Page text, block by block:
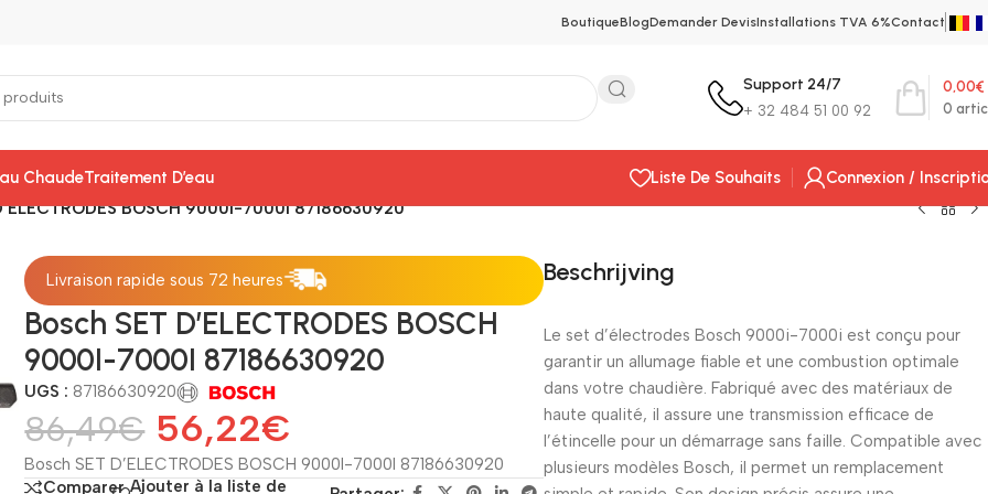
BoutiqueBlogDemander DevisInstallations TVA 6%Contact
Support 24/7
+ 32 484 51 00 92 0
0,00€
ChaudeTraitement D’eau Liste De Souhaits
Connexion /
BOSCH 9000I-7000I 87186630920
Livraison rapide sous 72 heures
Bosch SET D’ELECTRODES BOSCH
9000I-7000I 87186630920
UGS : 87186630920
86,49€ 56,22€
Bosch SET D’ELECTRODES BOSCH 9000I-7000I 87186630920
Comparer Ajouter à la liste de
Beschrijving
Le set d’électrodes Bosch 9000i-7000i est conçu pour
garantir un allumage fiable et une combustion optimale
dans votre chaudière. Fabriqué avec des matériaux de
haute qualité, il assure une transmission efficace de
l’étincelle pour un démarrage sans faille. Compatible avec
plusieurs modèles Bosch, il permet un remplacement